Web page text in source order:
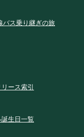
バス乗り継ぎの旅
ース索引
生日一覧